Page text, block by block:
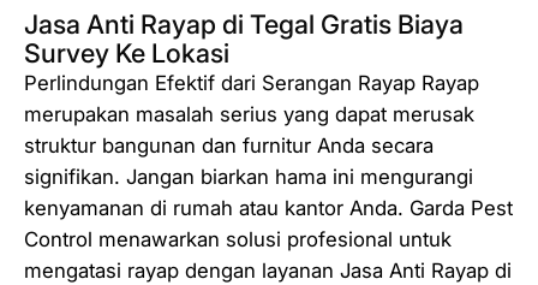
Jasa Anti Rayap di Tegal Gratis Biaya
Survey Ke Lokasi
Perlindungan Efektif dari Serangan Rayap Rayap
merupakan masalah serius yang dapat merusak
struktur bangunan dan furnitur Anda secara
signifikan. Jangan biarkan hama ini mengurangi
kenyamanan di rumah atau kantor Anda. Garda Pest
Control menawarkan solusi profesional untuk
mengatasi rayap dengan layanan Jasa Anti Rayap di